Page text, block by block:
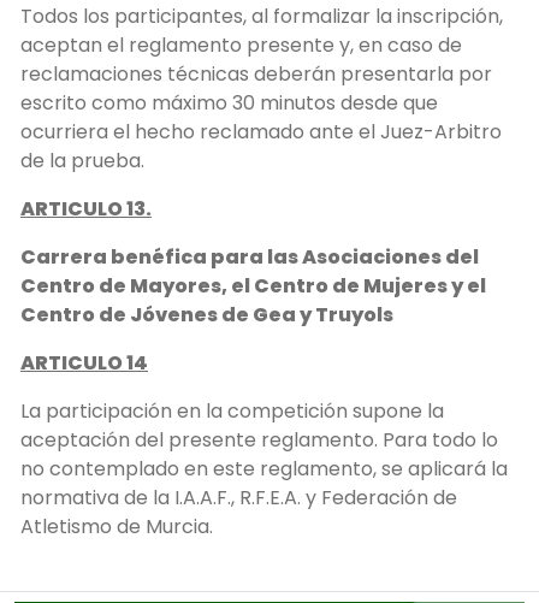
Todos los participantes, al formalizar la inscripción,
aceptan el reglamento presente y, en caso de
reclamaciones técnicas deberán presentarla por
escrito como máximo 30 minutos desde que
ocurriera el hecho reclamado ante el Juez-Arbitro
de la prueba.
ARTICULO 13.
Carrera benéfica para las Asociaciones del
Centro de Mayores, el Centro de Mujeres y el
Centro de Jóvenes de Gea y Truyols
ARTICULO 14
La participación en la competición supone la
aceptación del presente reglamento. Para todo lo
no contemplado en este reglamento, se aplicará la
normativa de la I.A.A.F., R.F.E.A. y Federación de
Atletismo de Murcia.